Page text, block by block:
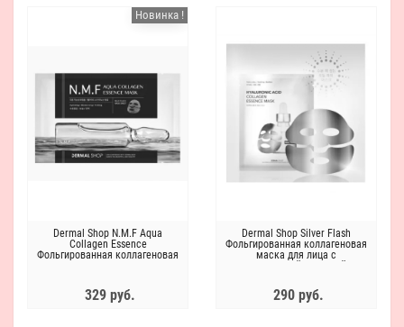
Новинка !
Dermal Shop N.M.F Aqua
Collagen Essence
Фольгированная коллагеновая
натуральным увлажняющим
комплексом
329 руб.
Dermal Shop Silver Flash
Фольгированная коллагеновая
маска для лица c
290 руб.